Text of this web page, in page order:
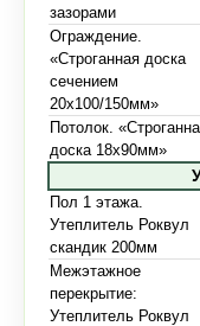
зазорами
Ограждение.
«Строганная доска
сечением
20х100/150мм»
Потолок.
доска 18х90мм»
Пол 1 этажа.
Утеплитель Роквул
скандик 200мм
Межэтажное
перекрытие:
Утеплитель Роквул